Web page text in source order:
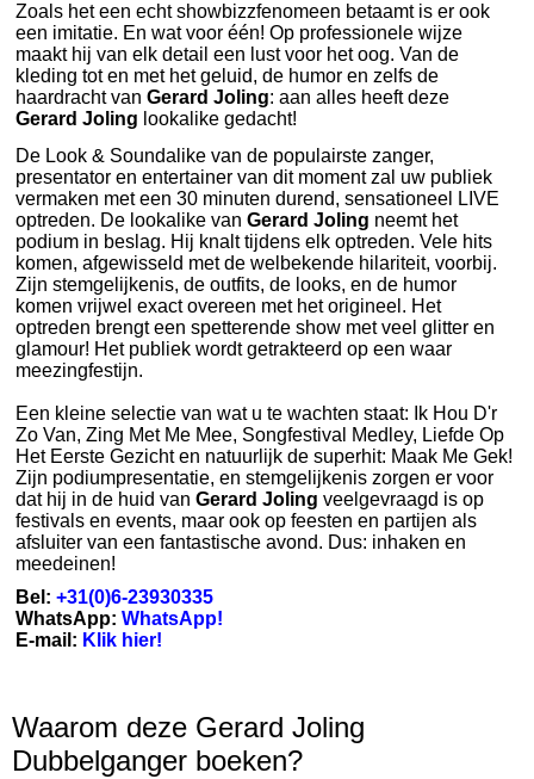
Zoals het een echt showbizzfenomeen betaamt is er ook
een imitatie. En wat voor één! Op professionele wijze
maakt hij van elk detail een lust voor het oog. Van de
kleding tot en met het geluid, de humor en zelfs de
haardracht van Gerard Joling: aan alles heeft deze
Gerard Joling lookalike gedacht!
De Look & Soundalike van de populairste zanger,
presentator en entertainer van dit moment zal uw publiek
vermaken met een 30 minuten durend, sensationeel LIVE
optreden. De lookalike van Gerard Joling neemt het
podium in beslag. Hij knalt tijdens elk optreden. Vele hits
komen, afgewisseld met de welbekende hilariteit, voorbij.
Zijn stemgelijkenis, de outfits, de looks, en de humor
komen vrijwel exact overeen met het origineel. Het
optreden brengt een spetterende show met veel glitter en
glamour! Het publiek wordt getrakteerd op een waar
meezingfestijn.
Een kleine selectie van wat u te wachten staat: Ik Hou D'r
Zo Van, Zing Met Me Mee, Songfestival Medley, Liefde Op
Het Eerste Gezicht en natuurlijk de superhit: Maak Me Gek!
Zijn podiumpresentatie, en stemgelijkenis zorgen er voor
dat hij in de huid van Gerard Joling veelgevraagd is op
festivals en events, maar ook op feesten en partijen als
afsluiter van een fantastische avond. Dus: inhaken en
meedeinen!
Bel: +31(0)6-23930335
WhatsApp: WhatsApp!
E-mail: Klik hier!
Waarom deze Gerard Joling
Dubbelganger boeken?